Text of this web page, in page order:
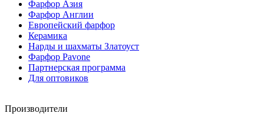
Фарфор Азия
Фарфор Англии
Европейский фарфор
Керамика
Нарды и шахматы Златоуст
Фарфор Pavone
Партнерская программа
Для оптовиков
Производители